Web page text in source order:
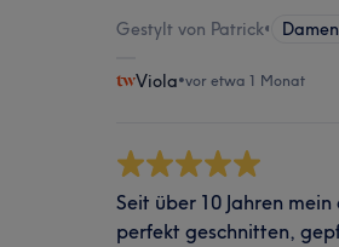
Gestylt von Patrick•
Viola•vor etwa 1 Monat
Seit über 10 Jahren
perfekt geschnitten,